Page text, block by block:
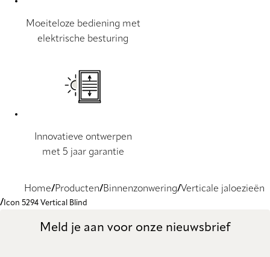
Moeiteloze bediening met
elektrische besturing
Innovatieve ontwerpen
met 5 jaar garantie
Home Producten Binnenzonwering Verticale jaloezieën
Icon 5294 Vertical Blind
Meld je aan voor onze nieuwsbrief